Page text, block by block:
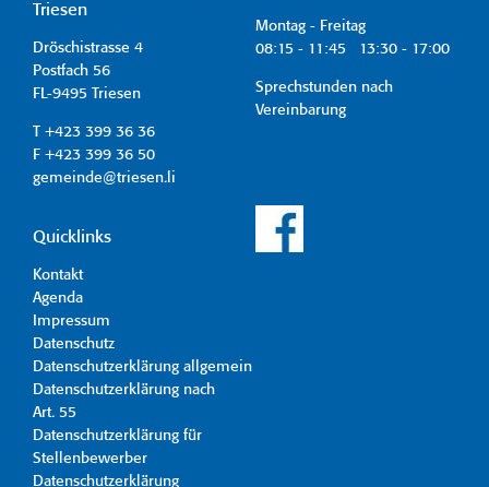
Triesen
Dröschistrasse 4
Postfach 56
FL-9495 Triesen
T +423 399 36 36
F +423 399 36 50
gemeinde@triesen.li
Montag - Freitag
08:15 - 11:45 13:30 - 17:00
Sprechstunden nach
Vereinbarung
Quicklinks
Kontakt
Agenda
Impressum
Datenschutz
Datenschutzerklärung allgemein
Datenschutzerklärung nach
Art. 55
Datenschutzerklärung für
Stellenbewerber
Datenschutzerklärung